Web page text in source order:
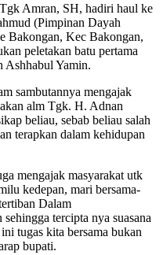
Amran, SH, hadiri haul ke
(Pimpinan Dayah
Bakongan, Kec Bakongan,
peletakan batu pertama
Ashhabul Yamin.
sambutannya mengajak
alm Tgk. H. Adnan
beliau, sebab beliau salah
terapkan dalam kehidupan
mengajak masyarakat utk
kedepan, mari bersama-
Dalam
tercipta nya suasana
tugas kita bersama bukan
bupati.